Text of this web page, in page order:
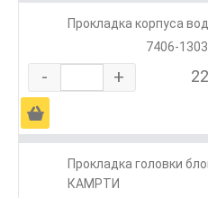
Прокладка корпуса
7406-
- +
Ä
Прокладка головки
КАМРТИ